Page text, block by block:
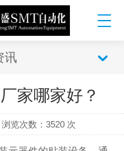
讯
家哪家好？
浏览次数： 3520 次